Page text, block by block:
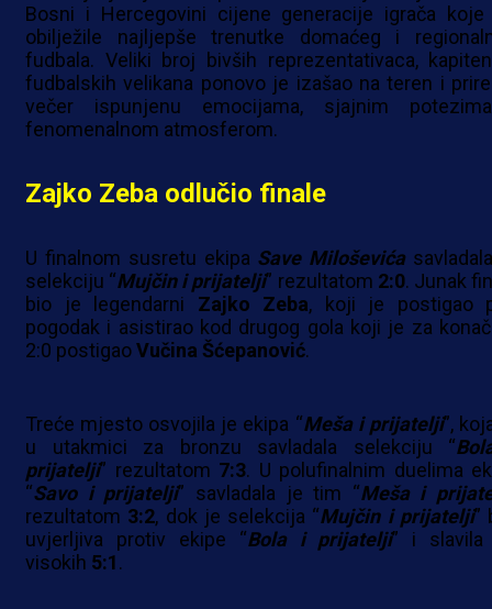
Bosni i Hercegovini cijene generacije igrača
obilježile najljepše trenutke domaćeg i
fudbala. Veliki broj bivših reprezentativaca,
fudbalskih velikana ponovo je izašao na teren i
večer ispunjenu emocijama, sjajnim
fenomenalnom atmosferom.
Zajko Zeba odlučio finale
U finalnom susretu ekipa Save Miloševića
selekciju “Mujčin i prijatelji” rezultatom 2:0. Junak
bio je legendarni Zajko Zeba, koji je postigao
pogodak i asistirao kod drugog gola koji je za
2:0 postigaoVučina Šćepanović.
Treće mjesto osvojila je ekipa “Meša i prijatelji”,
u utakmici za bronzu savladala selekciju “
prijatelji” rezultatom 7:3. U polufinalnim duelima
“Savo i prijatelji” savladala je tim “Meša i
rezultatom 3:2, dok je selekcija “Mujčin i prijatelji”
uvjerljiva protiv ekipe “Bola i prijatelji” i slavila
visokih 5:1.